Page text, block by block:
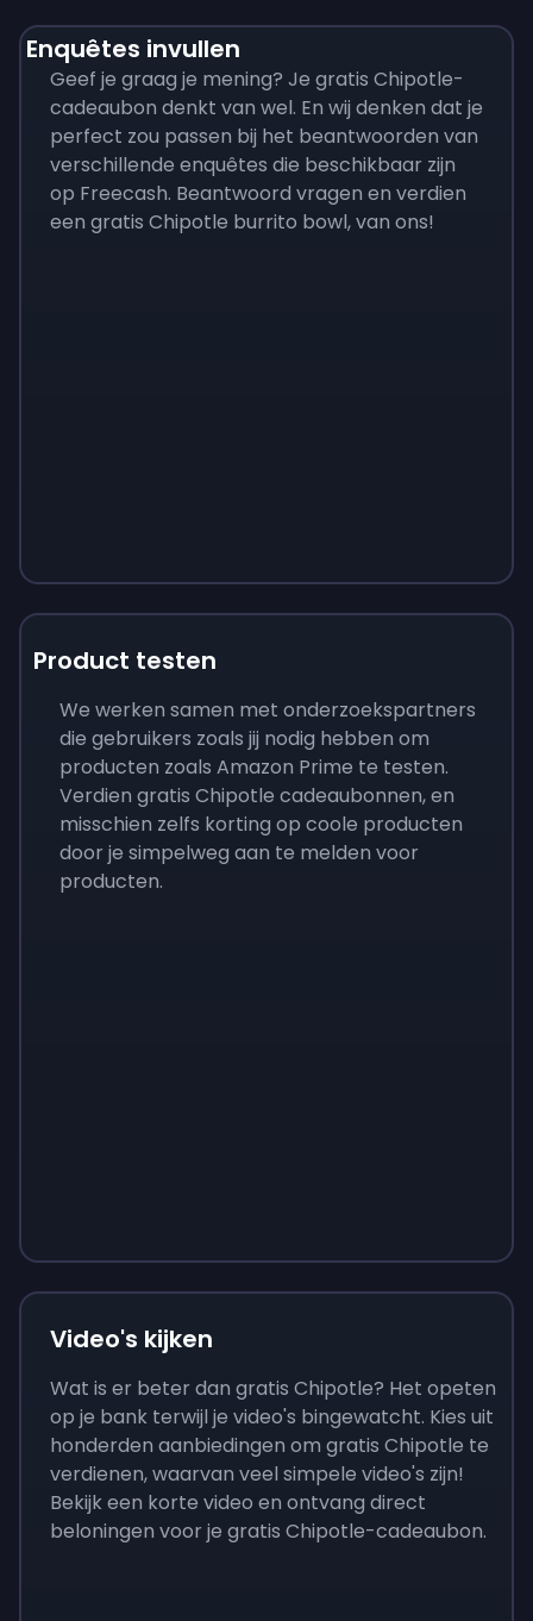
Enquêtes invullen
Geef je graag je mening? Je gratis Chipotle-
cadeaubon denkt van wel. En wij denken dat je
perfect zou passen bij het beantwoorden van
verschillende enquêtes die beschikbaar zijn
op Freecash. Beantwoord vragen en verdien
een gratis Chipotle burrito bowl, van ons!
Product testen
We werken samen met onderzoekspartners
die gebruikers zoals jij nodig hebben om
producten zoals Amazon Prime te testen.
Verdien gratis Chipotle cadeaubonnen, en
misschien zelfs korting op coole producten
door je simpelweg aan te melden voor
producten.
Video's kijken
Wat is er beter dan gratis Chipotle? Het opeten
op je bank terwijl je video's bingewatcht. Kies uit
honderden aanbiedingen om gratis Chipotle te
verdienen, waarvan veel simpele video's zijn!
Bekijk een korte video en ontvang direct
beloningen voor je gratis Chipotle-cadeaubon.